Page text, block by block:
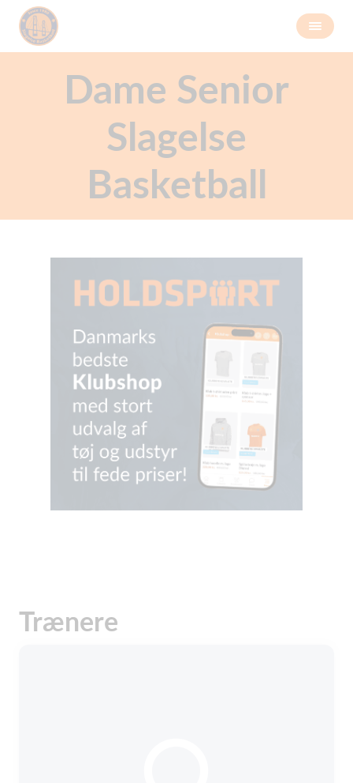
Dame Senior
Slagelse
Basketball
Trænere